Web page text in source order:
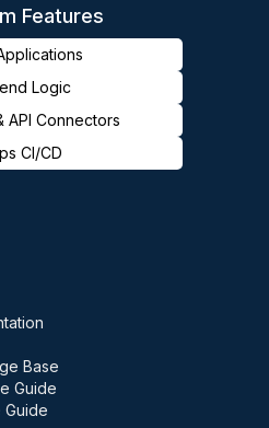
Features
Logic
API Connectors
CI/CD
Base
Guide
Guide